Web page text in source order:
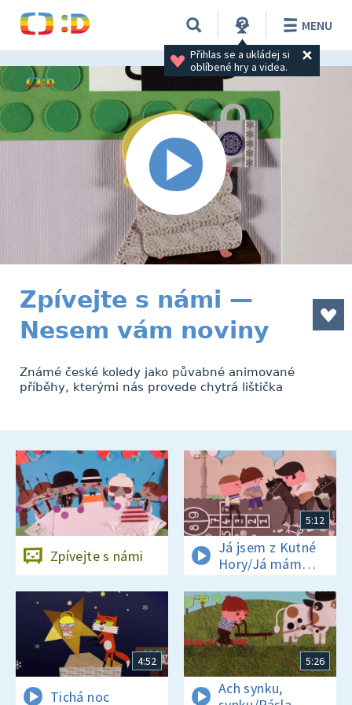
Přihlas se a ukládej si
oblíbené hry a videa.
MENU
Zpívejte s námi —
Nesem vám noviny
Známé české koledy jako půvabné animované
příběhy, kterými nás provede chytrá lištička
Zpívejte s námi
5:12
Já jsem z Kutné
Hory/Já mám
koně
4:52
Tichá noc
5:26
Ach synku,